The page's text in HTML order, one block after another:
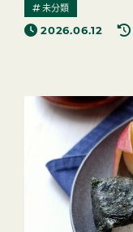
未分類
2026.06.12